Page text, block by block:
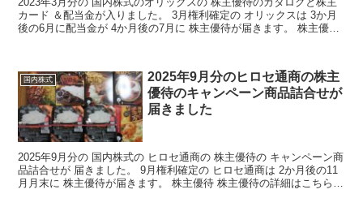
カード ＆配当金が入りました。 3月権利確定の オリックスは 3か月
後の6月に配当金が 4か月後の7月に 株主優待が届きます。 株主優待
国内株式
2025年9月分のヒロセ通商の株主
優待のキャンペーン商品詰合せが
届きました
2025年9月分の 国内株式の ヒロセ通商の 株主優待の キャンペーン商
品詰合せが 届きました。 9月権利確定の ヒロセ通商は 2か月後の11
月月末に 株主優待が届きます。 株主優待 株主優待の詳細はこちらか